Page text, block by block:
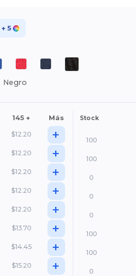
+ 5
Negro
145 + Más Stock
$12.20 +
100
$12.20 +
100
$12.20 +
0
$12.20 +
0
$12.20 +
0
$13.70 +
100
$14.45 +
100
$15.20 + 0